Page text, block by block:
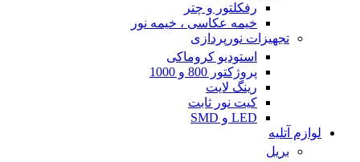
رفکلتور و چتر
خیمه عکاسی ، خیمه نور
تجهیزات نورپردازی
استودیو کروماکی
پروژکتور 800 و 1000
رینگ لایت
کیت نور ثابت
LED و SMD
لوازم آتلیه
بریل